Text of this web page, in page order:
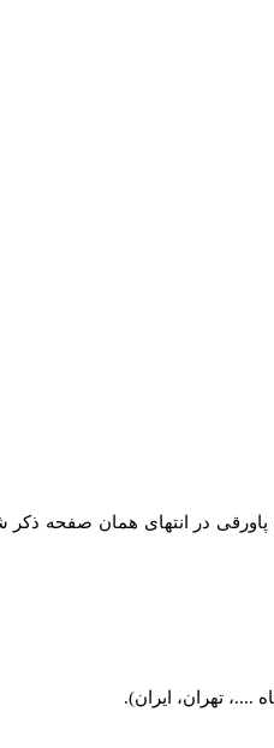
در انتهای همان صفحه ذکر
تهران، ایران).